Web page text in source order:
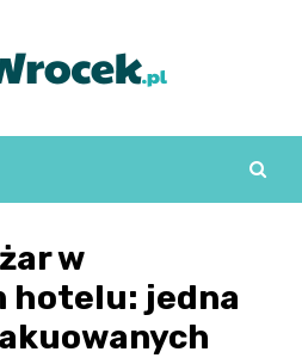
w
hotelu: jedna